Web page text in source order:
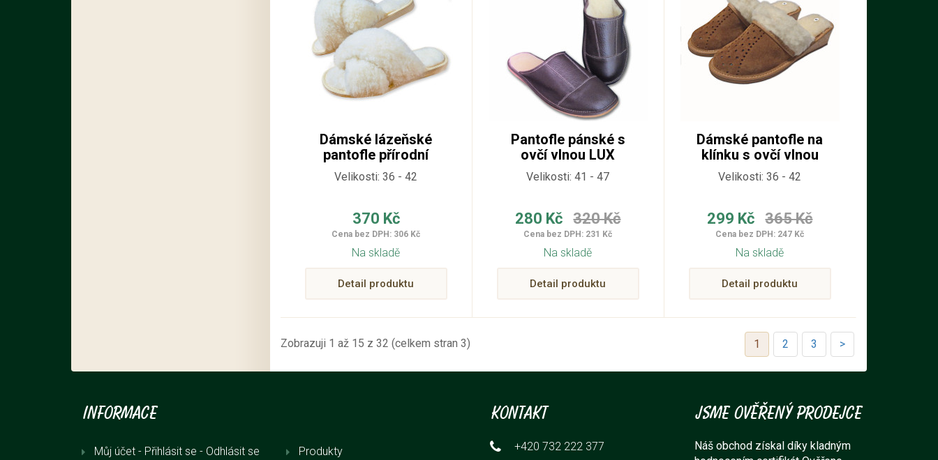
Dámské lázeňské
pantofle přírodní
Velikosti: 36 - 42
370 Kč
Cena bez DPH: 306 Kč
Na skladě
Detail produktu
Pantofle pánské s
ovčí vlnou LUX
Velikosti: 41 - 47
280 Kč 320 Kč
Cena bez DPH: 231 Kč
Na skladě
Detail produktu
Dámské pantofle na
klínku s ovčí vlnou
semišové korkové
Velikosti: 36 - 42
299 Kč 365 Kč
Cena bez DPH: 247 Kč
Na skladě
Detail produktu
Zobrazuji 1 až 15 z 32 (celkem stran 3) 1 2 3 >
Informace
Můj účet - Přihlásit se - Odhlásit se Produkty
Kontakt
+420 732 222 377
Jsme ověřený prodejce
Náš obchod získal díky kladným